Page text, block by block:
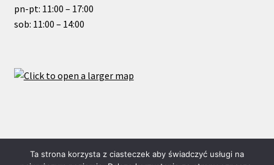
pn-pt: 11:00 – 17:00
sob: 11:00 – 14:00
© ReneMusic 2022 Powered by Michal Zalas
Ta strona korzysta z ciasteczek aby świadczyć usługi na